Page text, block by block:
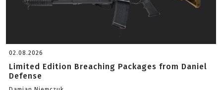
02.08.2026
Limited Edition Breaching Packages from Daniel
Defense